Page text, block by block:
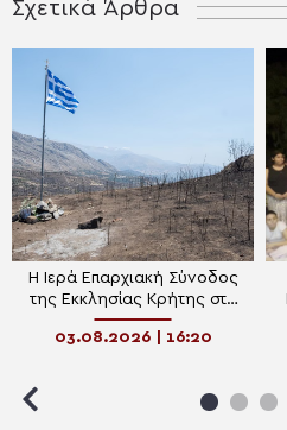
Σχετικά Άρθρα
Η Ιερά Επαρχιακή Σύνοδος
της Εκκλησίας Κρήτης στο
πλευρό των πυρόπληκτων με
προσευχή και έμπρακτη
03.08.2026 | 16:20